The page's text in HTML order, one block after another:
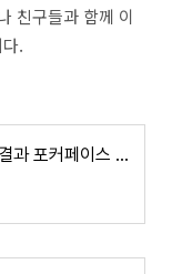
친구들과 함께 이
.
라벨스티커 테스트 mbti 결과 포커페이스 링크